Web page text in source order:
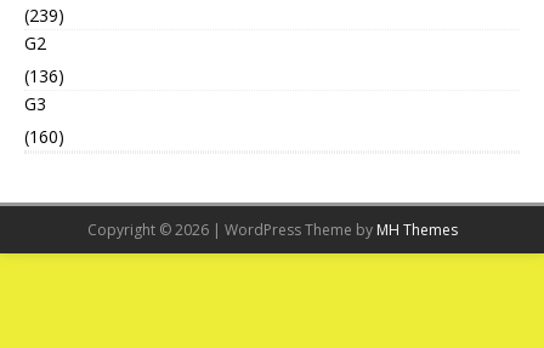
(239)
G2
(136)
G3
(160)
Copyright © 2026 | WordPress Theme by MH Themes